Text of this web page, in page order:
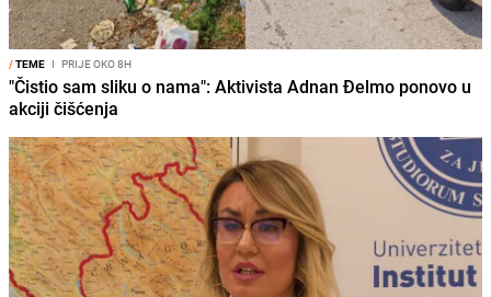
/TEME I PRIJE OKO 8H
"Čistio sam sliku o nama": Aktivista Adnan Đelmo ponovo u
akciji čišćenja